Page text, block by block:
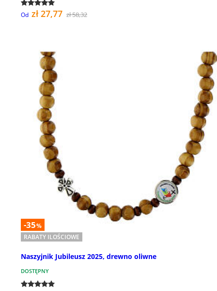
Od zł 27,77 zł 58,32
-35%
RABATY ILOŚCIOWE
Naszyjnik Jubileusz 2025, drewno oliwne
DOSTĘPNY